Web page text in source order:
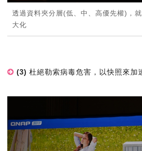
透過資料夾分層(低、中、高優先權)，
大化
(3) 杜絕勒索病毒危害，以快照來加